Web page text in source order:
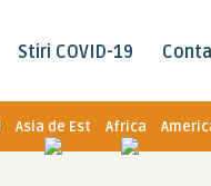
Stiri COVID-19
Asia de Est Africa